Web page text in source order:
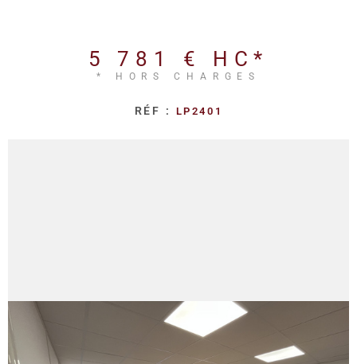
5 781 € HC*
* HORS CHARGES
RÉF : LP2401